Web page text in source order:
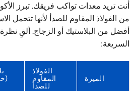
أنت تريد معدات تواكب فريقك. تبرز
من الفولاذ المقاوم للصدأ لأنها تتحمل
أفضل من البلاستيك أو الزجاج. ألقِ
السريعة:
الميزة
الفولاذ
المقاوم
للصدأ